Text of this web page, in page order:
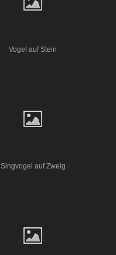
Vogel auf Stein
Singvogel auf Zweig